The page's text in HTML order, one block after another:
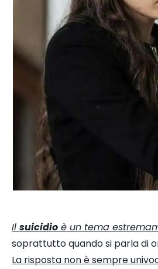
Ilsuicidio è un tema
soprattutto quando si parla di
La risposta non è sempre